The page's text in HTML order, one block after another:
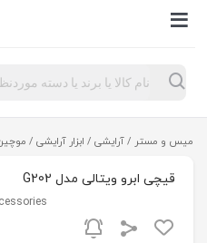
Products
search
میس و مستر /آرایشی / ابزار آرایشی /
قیچی ابرو ویتالی مدل G202